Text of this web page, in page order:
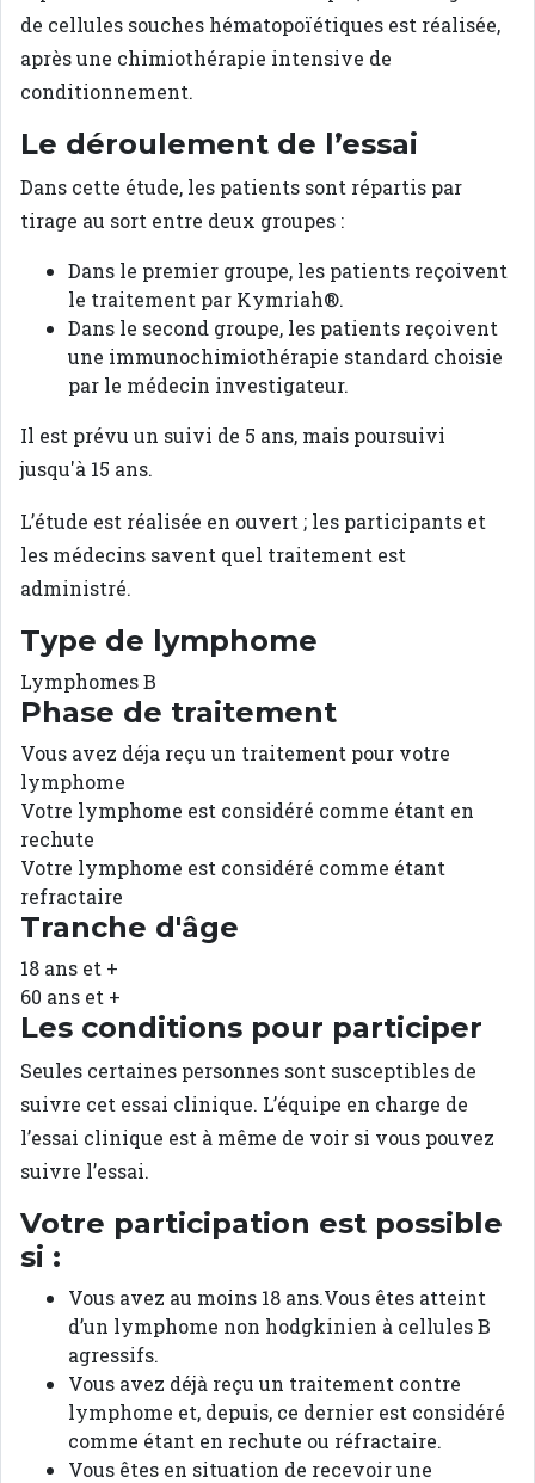
de cellules souches hématopoïétiques est réalisée,
après une chimiothérapie intensive de
conditionnement.
Le déroulement de l’essai
Dans cette étude, les patients sont répartis par
tirage au sort entre deux groupes :
Dans le premier groupe, les patients reçoivent
le traitement par Kymriah®.
Dans le second groupe, les patients reçoivent
une immunochimiothérapie standard choisie
par le médecin investigateur.
Il est prévu un suivi de 5 ans, mais poursuivi
jusqu'à 15 ans.
L’étude est réalisée en ouvert ; les participants et
les médecins savent quel traitement est
administré.
Type de lymphome
Lymphomes B
Phase de traitement
Vous avez déja reçu un traitement pour votre
lymphome
Votre lymphome est considéré comme étant en
rechute
Votre lymphome est considéré comme étant
refractaire
Tranche d'âge
18 ans et +
60 ans et +
Les conditions pour participer
Seules certaines personnes sont susceptibles de
suivre cet essai clinique. L’équipe en charge de
l’essai clinique est à même de voir si vous pouvez
suivre l’essai.
Votre participation est possible
si :
Vous avez au moins 18 ans.Vous êtes atteint
d’un lymphome non hodgkinien à cellules B
agressifs.
Vous avez déjà reçu un traitement contre
lymphome et, depuis, ce dernier est considéré
comme étant en rechute ou réfractaire.
Vous êtes en situation de recevoir une